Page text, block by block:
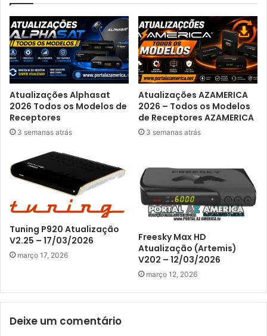
Atualizações Alphasat
2026 Todos os Modelos de
Receptores
3 semanas atrás
Atualizações AZAMERICA
2026 – Todos os Modelos
de Receptores AZAMERICA
3 semanas atrás
Tuning P920 Atualização
V2.25 – 17/03/2026
março 17, 2026
Freesky Max HD
Atualização (Artemis)
V202 – 12/03/2026
março 12, 2026
Deixe um comentário